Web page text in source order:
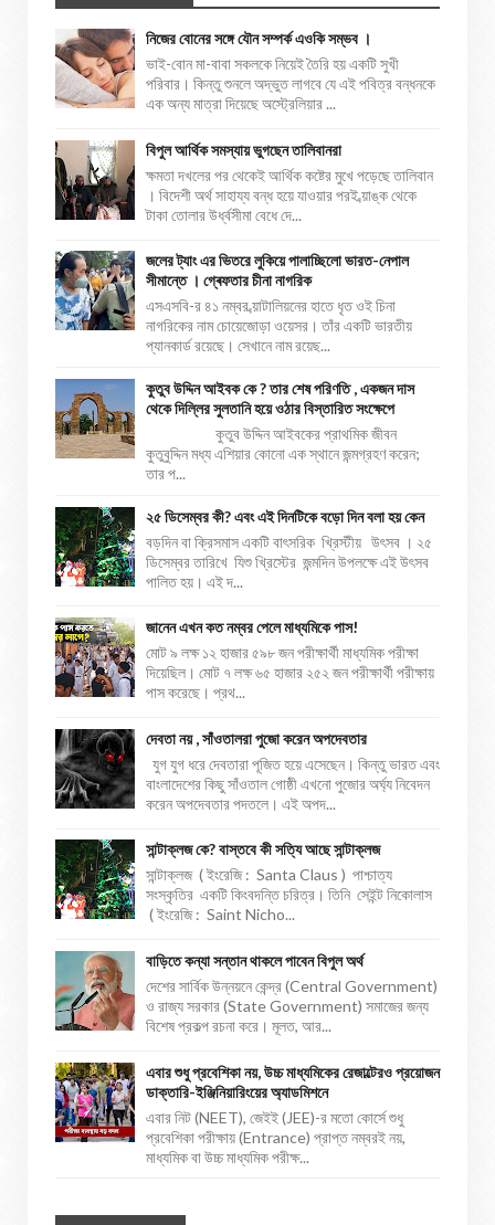
নিজের বোনের সঙ্গে যৌন সম্পর্ক এওকি সম্ভব ।
ভাই-বোন মা-বাবা সকলকে নিয়েই তৈরি হয় একটি সুখী
পরিবার। কিন্তু শুনলে অদ্ভুত লাগবে যে এই পবিত্র বন্ধনকে
এক অন্য মাত্রা দিয়েছে অস্ট্রেলিয়ার ...
বিপুল আর্থিক সমস্যায় ভুগছেন তালিবানরা
ক্ষমতা দখলের পর থেকেই আর্থিক কষ্টের মুখে পড়েছে তালিবান
। বিদেশী অর্থ সাহায্য বন্ধ হয়ে যাওয়ার পরই ব্য়াঙ্ক থেকে
টাকা তোলার উর্ধ্বসীমা বেধে দে...
জলের ট্যাং এর ভিতরে লুকিয়ে পালাচ্ছিলো ভারত-নেপাল
সীমান্তে । গ্ৰেফতার চীনা নাগরিক
এসএসবি-র ৪১ নম্বর ব্য়াটালিয়নের হাতে ধৃত ওই চিনা
নাগরিকের নাম চোয়েজোড়া ওয়েসর। তাঁর একটি ভারতীয়
প্যানকার্ড রয়েছে। সেখানে নাম রয়েছ...
কুতুব উদ্দিন আইবক কে ? তার শেষ পরিণতি , একজন দাস
থেকে দিল্লির সুলতানি হয়ে ওঠার বিস্তারিত সংক্ষেপে
কুতুব উদ্দিন আইবকের প্রাথমিক জীবন
কুতুবুদ্দিন মধ্য এশিয়ার কোনো এক স্থানে জন্মগ্রহণ করেন;
তার প...
২৫ ডিসেম্বর কী? এবং এই দিনটিকে বড়ো দিন বলা হয় কেন
বড়দিন বা ক্রিসমাস একটি বাৎসরিক খ্রিস্টীয় উৎসব । ২৫
ডিসেম্বর তারিখে যিশু খ্রিস্টের জন্মদিন উপলক্ষে এই উৎসব
পালিত হয়। এই দ...
জানেন এখন কত নম্বর পেলে মাধ্যমিকে পাস!
মোট ৯ লক্ষ ১২ হাজার ৫৯৮ জন পরীক্ষার্থী মাধ্যমিক পরীক্ষা
দিয়েছিল। মোট ৭ লক্ষ ৬৫ হাজার ২৫২ জন পরীক্ষার্থী পরীক্ষায়
পাস করেছে। প্রথ...
দেবতা নয় , সাঁওতালরা পুজো করেন অপদেবতার
যুগ যুগ ধরে দেবতারা পূজিত হয়ে এসেছেন। কিন্তু ভারত এবং
বাংলাদেশের কিছু সাঁওতাল গোষ্ঠী এখনো পুজোর অর্ঘ্য নিবেদন
করেন অপদেবতার পদতলে। এই অপদ...
সান্টাক্লজ কে? বাস্তবে কী সত্যি আছে সান্টাক্লজ
সান্টাক্লজ ( ইংরেজি : Santa Claus ) পাশ্চাত্য
সংস্কৃতির একটি কিংবদন্তি চরিত্র। তিনি সেইন্ট নিকোলাস
( ইংরেজি : Saint Nicho...
বাড়িতে কন্যা সন্তান থাকলে পাবেন বিপুল অর্থ
দেশের সার্বিক উন্নয়নে কেন্দ্র (Central Government)
ও রাজ্য সরকার (State Government) সমাজের জন্য
বিশেষ প্রকল্প রচনা করে। মূলত, আর...
এবার শুধু প্রবেশিকা নয়, উচ্চ মাধ্যমিকের রেজাল্টেরও প্রয়োজন
ডাক্তারি-ইঞ্জিনিয়ারিংয়ের অ্যাডমিশনে
এবার নিট (NEET), জেইই (JEE)-র মতো কোর্সে শুধু
প্রবেশিকা পরীক্ষায় (Entrance) প্রাপ্ত নম্বরই নয়,
মাধ্যমিক বা উচ্চ মাধ্যমিক পরীক্ষ...